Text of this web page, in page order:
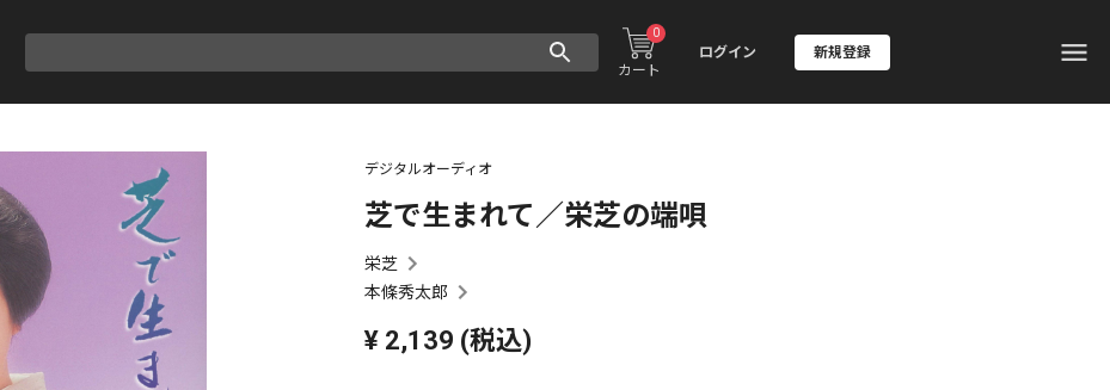
カート
0
ログイン 新規登録
デジタルオーディオ
芝で生まれて／栄芝の端唄
栄芝
本條秀太郎
¥ 2,139 (税込)